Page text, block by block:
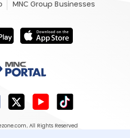
MNC Group Businesses
, All Rights Reserved